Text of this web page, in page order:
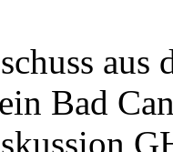
aus
Bad